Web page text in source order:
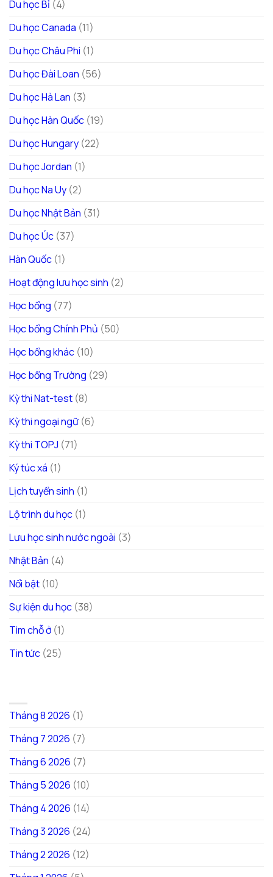
Du học Bỉ (4)
Du học Canada (11)
Du học Châu Phi (1)
Du học Đài Loan (56)
Du học Hà Lan (3)
Du học Hàn Quốc (19)
Du học Hungary (22)
Du học Jordan (1)
Du học Na Uy (2)
Du học Nhật Bản (31)
Du học Úc (37)
Hàn Quốc (1)
Hoạt động lưu học sinh (2)
Học bổng (77)
Học bổng Chính Phủ (50)
Học bổng khác (10)
Học bổng Trường (29)
Kỳ thi Nat-test (8)
Kỳ thi ngoại ngữ (6)
Kỳ thi TOPJ (71)
Ký túc xá (1)
Lịch tuyển sinh (1)
Lộ trình du học (1)
Lưu học sinh nước ngoài (3)
Nhật Bản (4)
Nổi bật (10)
Sự kiện du học (38)
Tìm chỗ ở (1)
Tin tức (25)
Tháng 8 2026 (1)
Tháng 7 2026 (7)
Tháng 6 2026 (7)
Tháng 5 2026 (10)
Tháng 4 2026 (14)
Tháng 3 2026 (24)
Tháng 2 2026 (12)